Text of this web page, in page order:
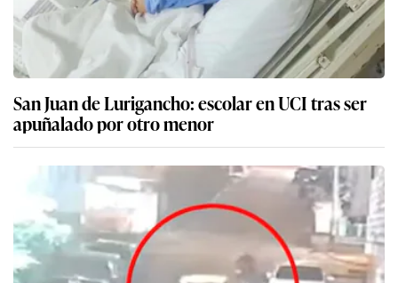
San Juan de Lurigancho: escolar en UCI tras ser
apuñalado por otro menor